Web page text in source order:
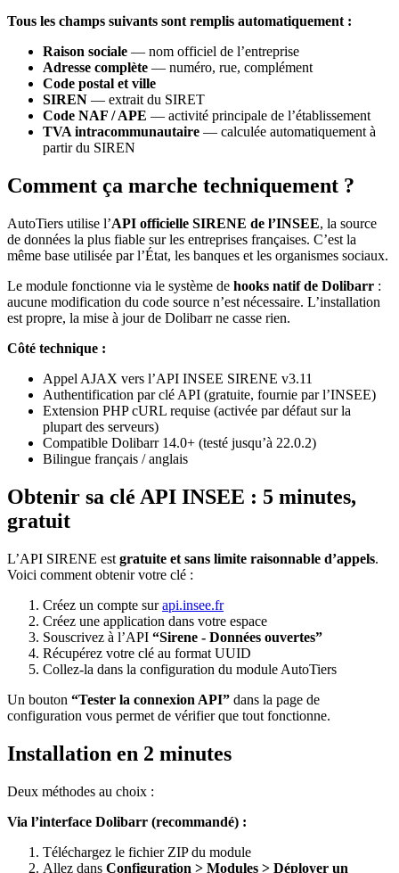
Tous les champs suivants sont remplis automatiquement :
Raison sociale — nom officiel de l’entreprise
Adresse complète — numéro, rue, complément
Code postal et ville
SIREN — extrait du SIRET
Code NAF / APE — activité principale de l’établissement
TVA intracommunautaire — calculée automatiquement à
partir du SIREN
Comment ça marche techniquement ?
AutoTiers utilise l’API officielle SIRENE de l’INSEE, la source
de données la plus fiable sur les entreprises françaises. C’est la
même base utilisée par l’État, les banques et les organismes sociaux.
Le module fonctionne via le système de hooks natif de Dolibarr :
aucune modification du code source n’est nécessaire. L’installation
est propre, la mise à jour de Dolibarr ne casse rien.
Côté technique :
Appel AJAX vers l’API INSEE SIRENE v3.11
Authentification par clé API (gratuite, fournie par l’INSEE)
Extension PHP cURL requise (activée par défaut sur la
plupart des serveurs)
Compatible Dolibarr 14.0+ (testé jusqu’à 22.0.2)
Bilingue français / anglais
Obtenir sa clé API INSEE : 5 minutes,
gratuit
L’API SIRENE est gratuite et sans limite raisonnable d’appels.
Voici comment obtenir votre clé :
Créez un compte surapi.insee.fr
Créez une application dans votre espace
Souscrivez à l’API “Sirene - Données ouvertes”
Récupérez votre clé au format UUID
Collez-la dans la configuration du module AutoTiers
Un bouton “Tester la connexion API” dans la page de
configuration vous permet de vérifier que tout fonctionne.
Installation en 2 minutes
Deux méthodes au choix :
Via l’interface Dolibarr (recommandé) :
Téléchargez le fichier ZIP du module
Allez dans Configuration > Modules > Déployer un